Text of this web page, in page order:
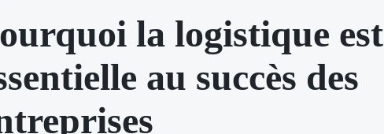
la logistique est
au succès des